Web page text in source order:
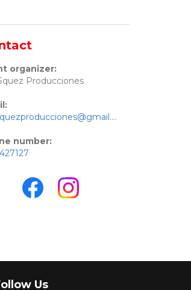
organizer:
Producciones
vazsquezproducciones@gmail.com
number:
Us